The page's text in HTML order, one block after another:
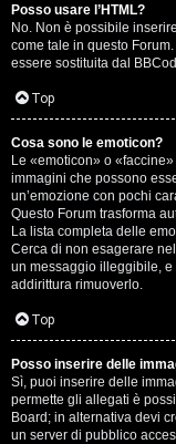
Posso usare l’HTML?
No. Non è possibile
come tale in questo
essere sostituita dal
Top
Cosa sono le emoticon?
Le «emoticon» o
immagini che possono
un’emozione con pochi
Questo Forum trasforma
La lista completa delle
Cerca di non esagerare
un messaggio illeggibile,
addirittura rimuoverlo.
Top
Posso inserire delle
Sì, puoi inserire delle
permette gli allegati è
Board; in alternativa devi
un server di pubblico
R
i
f
l
e
s
s
i
o
n
i